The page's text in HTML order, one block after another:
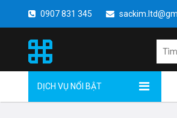
0907 831 345
DỊCH VỤ NỔI BẬT